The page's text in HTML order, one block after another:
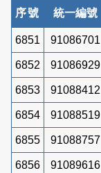
序號 統一編號
6851 91086701
6852 91086929
6853 91088412
6854 91088519
6855 91088757
6856 91089616